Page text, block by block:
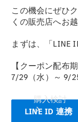
購入検討
この機会にぜひ
くの販売店へお
まずは、「LINE
【クーポン配布期
7/29（水）～ 9/
LINE ID 連携